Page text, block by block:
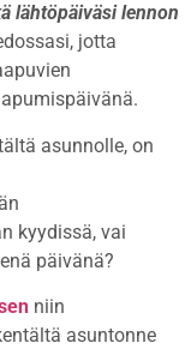
lähtöpäiväsi lennon
jotta
asunnolle, on
kyydissä, vai
päivänä?
niin
asuntonne